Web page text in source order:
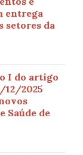
entrega
setores da
I do artigo
12/2025
Saúde de